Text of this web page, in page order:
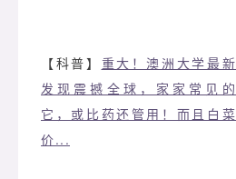
【科普】 重大！澳洲大学最新
发现震撼全球，家家常见的
它，或比药还管用！而且白菜
价...